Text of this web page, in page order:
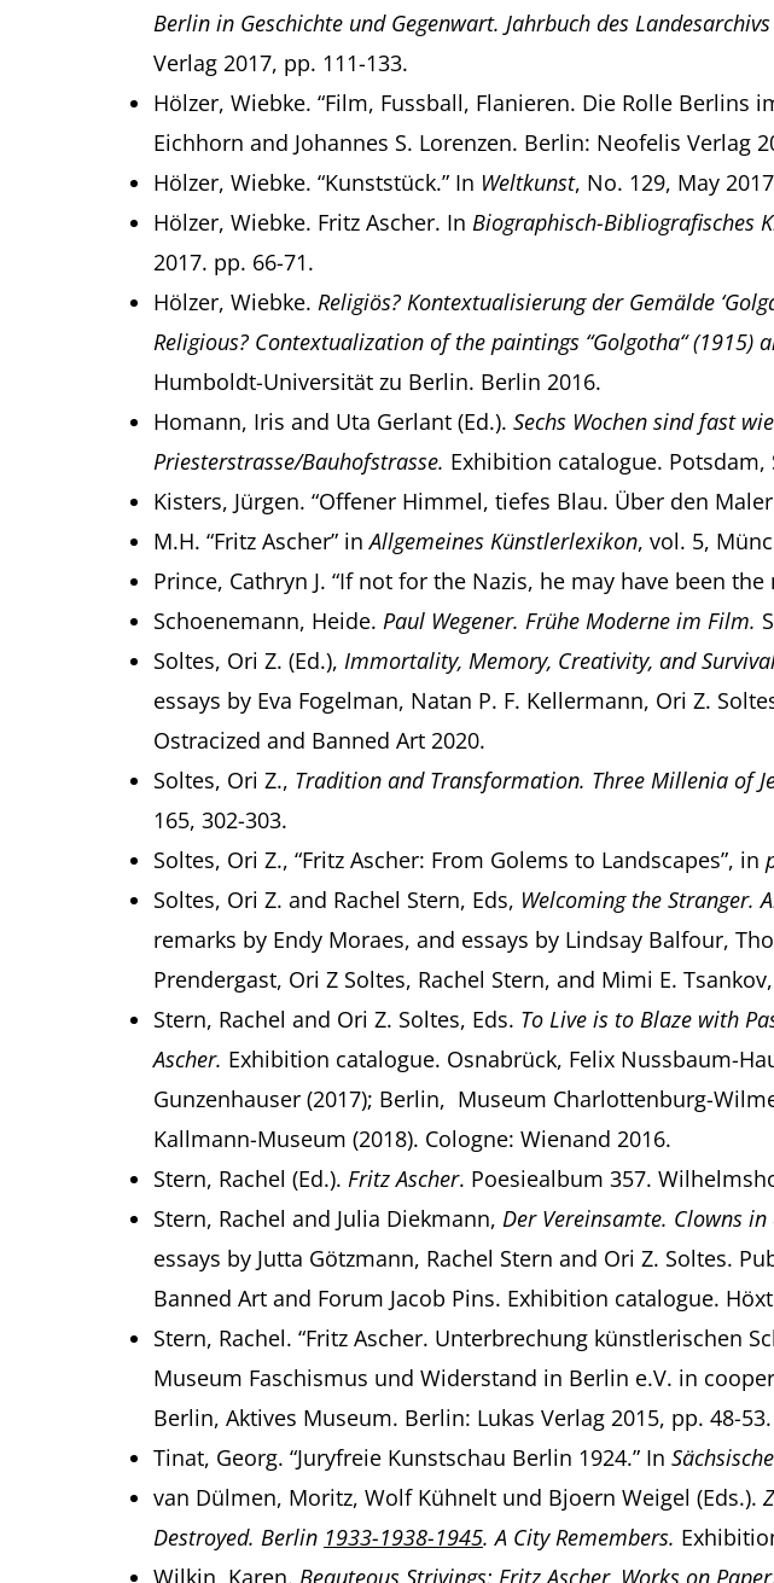
Berlin in Geschichte und Gegenwart. Jahrbuch des
Verlag 2017, pp. 111-133.
Hölzer, Wiebke. “Film, Fussball, Flanieren. Die Rolle Berlins
Eichhorn and Johannes S. Lorenzen. Berlin: Neofelis Verlag
Hölzer, Wiebke. “Kunststück.” In Weltkunst, No. 129, May
Hölzer, Wiebke. Fritz Ascher. In Biographisch-Bibliografisches
2017. pp. 66-71.
Hölzer, Wiebke. Religiös? Kontextualisierung der Gemälde
Religious? Contextualization of the paintings “Golgotha“ (1915)
Humboldt-Universität zu Berlin. Berlin 2016.
Homann, Iris and Uta Gerlant (Ed.). Sechs Wochen sind fast
Priesterstrasse/Bauhofstrasse. Exhibition catalogue. Potsdam,
Kisters, Jürgen. “Offener Himmel, tiefes Blau. Über den
M.H. “Fritz Ascher” inAllgemeines Künstlerlexikon, vol. 5,
Prince, Cathryn J. “If not for the Nazis, he may have been the
Schoenemann, Heide. Paul Wegener. Frühe Moderne im Film.
Soltes, Ori Z. (Ed.), Immortality, Memory, Creativity, and
essays by Eva Fogelman, Natan P. F. Kellermann, Ori Z.
Ostracized and Banned Art 2020.
Soltes, Ori Z., Tradition and Transformation. Three Millenia of
165, 302-303.
Soltes, Ori Z., “Fritz Ascher: From Golems to Landscapes”, in
Soltes, Ori Z. and Rachel Stern, Eds, Welcoming the Stranger.
remarks by Endy Moraes, and essays by Lindsay Balfour,
Prendergast, Ori Z Soltes, Rachel Stern, and Mimi E.
Stern, Rachel and Ori Z. Soltes, Eds. To Live is to Blaze with
Ascher. Exhibition catalogue. Osnabrück, Felix Nussbaum-
Gunzenhauser (2017); Berlin, Museum Charlottenburg-
Kallmann-Museum (2018). Cologne: Wienand 2016.
Stern, Rachel (Ed.). Fritz Ascher. Poesiealbum 357.
Stern, Rachel and Julia Diekmann, Der Vereinsamte. Clowns
essays by Jutta Götzmann, Rachel Stern and Ori Z. Soltes.
Banned Art and Forum Jacob Pins. Exhibition catalogue.
Stern, Rachel. “Fritz Ascher. Unterbrechung künstlerischen
Museum Faschismus und Widerstand in Berlin e.V. in
Berlin, Aktives Museum. Berlin: Lukas Verlag 2015, pp. 48-53.
Tinat, Georg. “Juryfreie Kunstschau Berlin 1924.” In
van Dülmen, Moritz, Wolf Kühnelt und Bjoern Weigel (Eds.).
Destroyed. Berlin 1933-1938-1945. A City Remembers.